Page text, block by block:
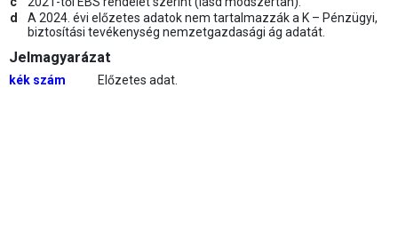
d
A 2024. évi előzetes adatok nem tartalmazzák a K – Pénzügyi,
biztosítási tevékenység nemzetgazdasági ág adatát.
Jelmagyarázat
kék szám Előzetes adat.